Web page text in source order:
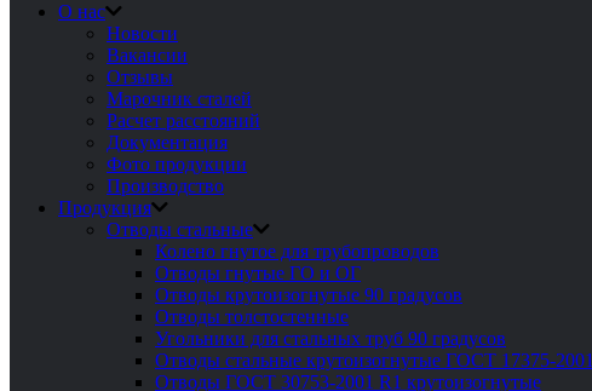
О нас
Новости
Вакансии
Отзывы
Марочник сталей
Расчет расстояний
Документация
Фото продукции
Производство
Продукция
Отводы стальные
Колено гнутое для трубопроводов
Отводы гнутые ГО и ОГ
Отводы крутоизогнутые 90 градусов
Отводы толстостенные
Угольники для стальных труб 90 градусов
Отводы стальные крутоизогнутые ГОСТ 17375-2001
Отводы ГОСТ 30753-2001 R1 крутоизогнутые